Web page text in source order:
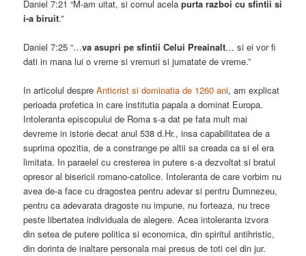
Daniel 7:21 “M-am uitat, si cornul acelapurta razboi cu sfintii si
i-a biruit.”
Daniel 7:25 “…va asupri pe sfintii Celui Preainalt… si ei vor fi
dati in mana lui o vreme si vremuri si jumatate de vreme.”
In articolul despreAnticrist si dominatia de 1260 ani, am explicat
perioada profetica in care institutia papala a dominat Europa.
Intoleranta episcopului de Roma s-a dat pe fata mult mai
devreme in istorie decat anul 538 d.Hr., insa capabilitatea de a
suprima opozitia, de a constrange pe altii sa creada ca si el era
limitata. In paraelel cu cresterea in putere s-a dezvoltat si bratul
opresor al bisericii romano-catolice. Intoleranta de care vorbim nu
avea de-a face cu dragostea pentru adevar si pentru Dumnezeu,
pentru ca adevarata dragoste nu impune, nu forteaza, nu trece
peste libertatea individuala de alegere. Acea intoleranta izvora
din setea de putere politica si economica, din spiritul antihristic,
din dorinta de inaltare personala mai presus de toti cei din jur.